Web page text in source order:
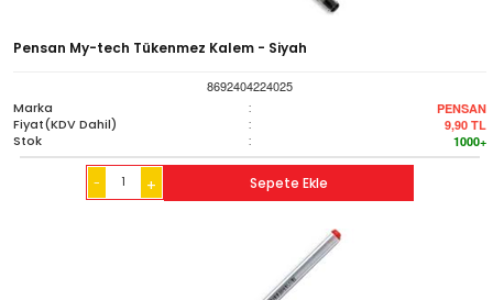
Pensan My-tech Tükenmez Kalem - Siyah
8692404224025
Marka
: PENSAN
Fiyat(KDV Dahil) : 9,90 TL
Stok : 1000+
- + Sepete Ekle